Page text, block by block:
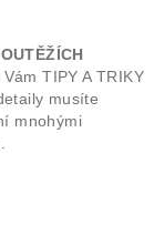
TIPY A TRIKY
musíte
mnohými